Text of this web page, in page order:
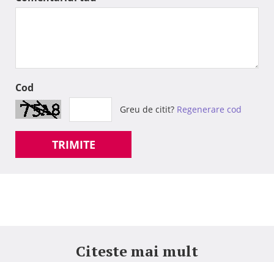
Cod
Greu de citit? Regenerare cod
TRIMITE
Citeste mai mult